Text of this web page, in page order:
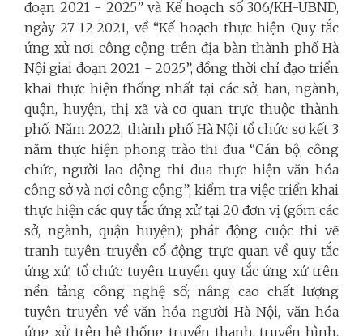
đoạn 2021 - 2025” và Kế hoạch số 306/KH-UBND,
ngày 27-12-2021, về “Kế hoạch thực hiện Quy tắc
ứng xử nơi công cộng trên địa bàn thành phố Hà
Nội giai đoạn 2021 - 2025”, đồng thời chỉ đạo triển
khai thực hiện thống nhất tại các sở, ban, ngành,
quận, huyện, thị xã và cơ quan trực thuộc thành
phố. Năm 2022, thành phố Hà Nội tổ chức sơ kết 3
năm thực hiện phong trào thi đua “Cán bộ, công
chức, người lao động thi đua thực hiện văn hóa
công sở và nơi công cộng”; kiểm tra việc triển khai
thực hiện các quy tắc ứng xử tại 20 đơn vị (gồm các
sở, ngành, quận huyện); phát động cuộc thi vẽ
tranh tuyên truyền cổ động trực quan về quy tắc
ứng xử; tổ chức tuyên truyền quy tắc ứng xử trên
nền tảng công nghệ số; nâng cao chất lượng
tuyên truyền về văn hóa người Hà Nội, văn hóa
ứng xử trên hệ thống truyền thanh, truyền hình,